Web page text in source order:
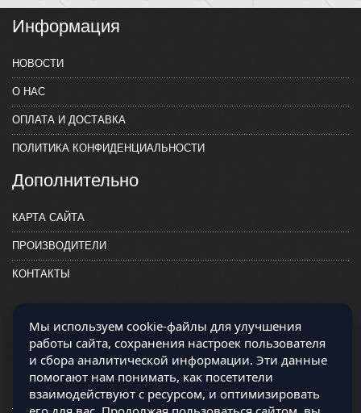
Информация
НОВОСТИ
О НАС
ОПЛАТА И ДОСТАВКА
ПОЛИТИКА КОНФИДЕНЦИАЛЬНОСТИ
Дополнительно
КАРТА САЙТА
ПРОИЗВОДИТЕЛИ
КОНТАКТЫ
Мы используем cookie-файлы для улучшения
работы сайта, сохранения настроек пользователя
и сбора аналитической информации. Эти данные
помогают нам понимать, как посетители
взаимодействуют с ресурсом, и оптимизировать